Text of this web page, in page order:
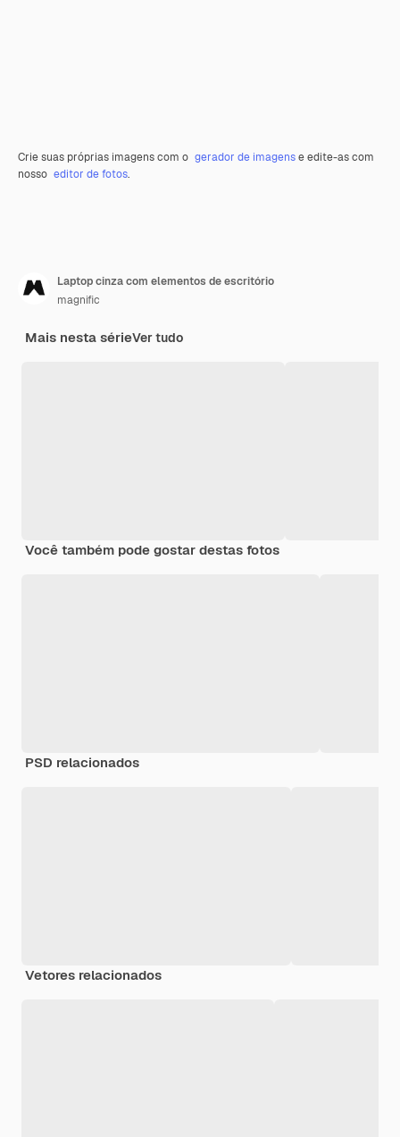
Crie suas próprias imagens com o gerador de imagense edite-as com
nosso editor de fotos.
Laptop cinza com elementos de escritório
magnific
Mais nesta sérieVer tudo
Você também pode gostar destas fotos
PSD relacionados
Vetores relacionados